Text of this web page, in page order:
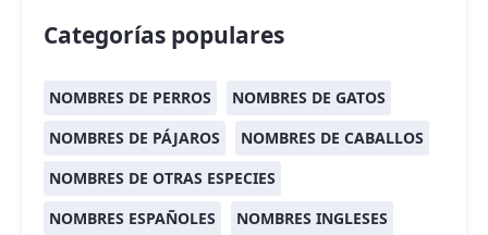
Categorías populares
NOMBRES DE PERROS
NOMBRES DE GATOS
NOMBRES DE PÁJAROS
NOMBRES DE CABALLOS
NOMBRES DE OTRAS ESPECIES
NOMBRES ESPAÑOLES
NOMBRES INGLESES